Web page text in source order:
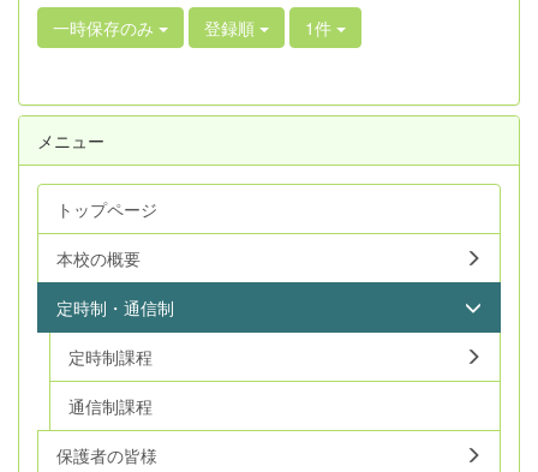
一時保存のみ 登録順 1件
メニュー
トップページ
本校の概要
定時制・通信制
定時制課程
通信制課程
保護者の皆様